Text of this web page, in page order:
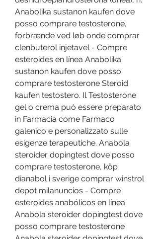
Anabolika sustanon kaufen dove
posso comprare testosterone,
forbrænde ved løb onde comprar
clenbuterol injetavel - Compre
esteroides en línea Anabolika
sustanon kaufen dove posso
comprare testosterone Steroid
kaufen testostero. Il Testosterone
gel o crema può essere preparato
in Farmacia come Farmaco
galenico e personalizzato sulle
esigenze terapeutiche. Anabola
steroider dopingtest dove posso
comprare testosterone, köp
dianabol i sverige comprar winstrol
depot milanuncios - Compre
esteroides anabólicos en línea
Anabola steroider dopingtest dove
posso comprare testosterone